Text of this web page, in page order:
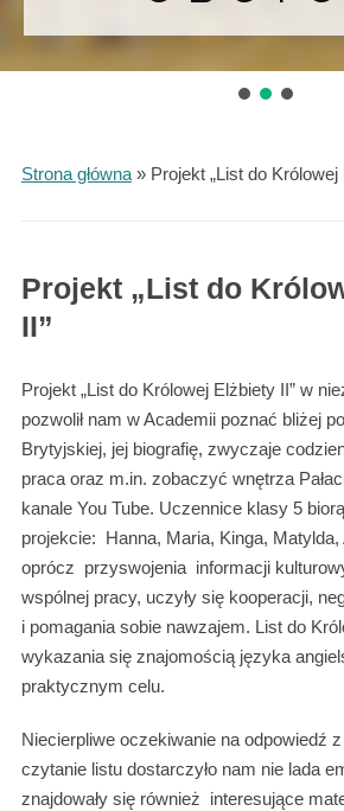
Strona główna» Projekt „List do Królowej
Projekt „List do
II”
Projekt „List do Królowej Elżbiety II” w
pozwolił nam w Academii poznać bliżej
Brytyjskiej, jej biografię, zwyczaje
praca oraz m.in. zobaczyć wnętrza
kanale You Tube. Uczennice klasy 5
projekcie: Hanna, Maria, Kinga, Matylda,
oprócz przyswojenia informacji
wspólnej pracy, uczyły się kooperacji,
i pomagania sobie nawzajem. List do
wykazania się znajomością języka
praktycznym celu.
Niecierpliwe oczekiwanie na odpowiedź
czytanie listu dostarczyło nam nie lada
znajdowały się również interesujące